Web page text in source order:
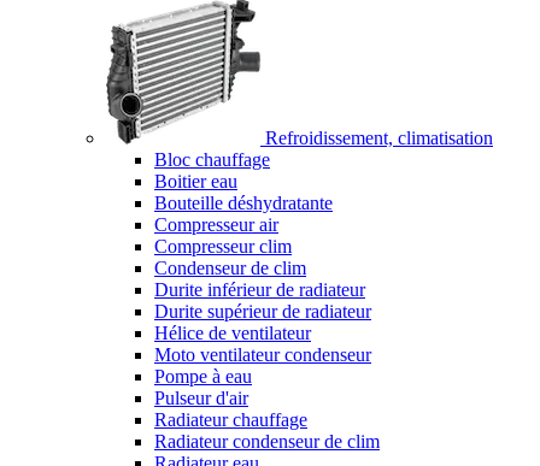
Refroidissement, climatisation
Bloc chauffage
Boitier eau
Bouteille déshydratante
Compresseur air
Compresseur clim
Condenseur de clim
Durite inférieur de radiateur
Durite supérieur de radiateur
Hélice de ventilateur
Moto ventilateur condenseur
Pompe à eau
Pulseur d'air
Radiateur chauffage
Radiateur condenseur de clim